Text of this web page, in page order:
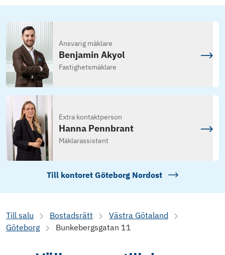
Ansvarig mäklare
Benjamin Akyol
Fastighetsmäklare
Extra kontaktperson
Hanna Pennbrant
Mäklarassistent
Till kontoret Göteborg Nordost
Till salu Bostadsrätt
Västra Götaland
Göteborg
Bunkebergsgatan 11